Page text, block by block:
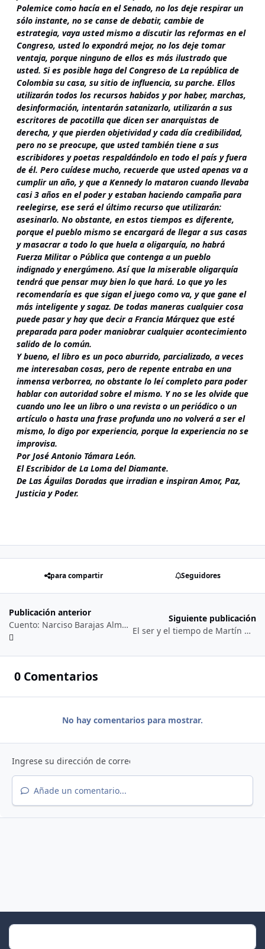
Polemice como hacía en el Senado, no los deje respirar un
sólo instante, no se canse de debatir, cambie de
estrategia, vaya usted mismo a discutir las reformas en el
Congreso, usted lo expondrá mejor, no los deje tomar
ventaja, porque ninguno de ellos es más ilustrado que
usted. Si es posible haga del Congreso de La república de
Colombia su casa, su sitio de influencia, su parche. Ellos
utilizarán todos los recursos habidos y por haber, marchas,
desinformación, intentarán satanizarlo, utilizarán a sus
escritores de pacotilla que dicen ser anarquistas de
derecha, y que pierden objetividad y cada día credibilidad,
pero no se preocupe, que usted también tiene a sus
escribidores y poetas respaldándolo en todo el país y fuera
de él. Pero cuídese mucho, recuerde que usted apenas va a
cumplir un año, y que a Kennedy lo mataron cuando llevaba
casi 3 años en el poder y estaban haciendo campaña para
reelegirse, ese será el último recurso que utilizarán:
asesinarlo. No obstante, en estos tiempos es diferente,
porque el pueblo mismo se encargará de llegar a sus casas
y masacrar a todo lo que huela a oligarquía, no habrá
Fuerza Militar o Pública que contenga a un pueblo
indignado y energúmeno. Así que la miserable oligarquía
tendrá que pensar muy bien lo que hará. Lo que yo les
recomendaría es que sigan el juego como va, y que gane el
más inteligente y sagaz. De todas maneras cualquier cosa
puede pasar y hay que decir a Francia Márquez que esté
preparada para poder maniobrar cualquier acontecimiento
salido de lo común.
Y bueno, el libro es un poco aburrido, parcializado, a veces
me interesaban cosas, pero de repente entraba en una
inmensa verborrea, no obstante lo leí completo para poder
hablar con autoridad sobre el mismo. Y no se les olvide que
cuando uno lee un libro o una revista o un periódico o un
artículo o hasta una frase profunda uno no volverá a ser el
mismo, lo digo por experiencia, porque la experiencia no se
improvisa.
Por José Antonio Támara León.
El Escribidor de La Loma del Diamante.
De Las Águilas Doradas que irradian e inspiran Amor, Paz,
Justicia y Poder.
para compartir Seguidores
Publicación anterior
Cuento: Narciso Barajas Almeida...
Siguiente publicación
El ser y el tiempo de Martín Heidegger y el Tetragrámaton ( יהוה - YHWH) de la Biblia… (05/07/2’023)
0 Comentarios
No hay comentarios para mostrar.
Añade un comentario...